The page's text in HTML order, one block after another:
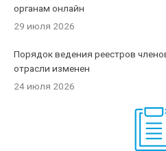
органам онлайн
29 июля 2026
Порядок ведения реестров
отрасли изменен
24 июля 2026